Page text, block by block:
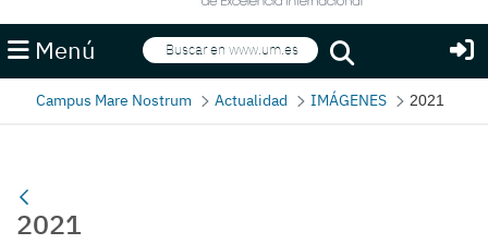
Menú Buscar
Buscar
Campus Mare Nostrum Actualidad IMÁGENES 2021
2021